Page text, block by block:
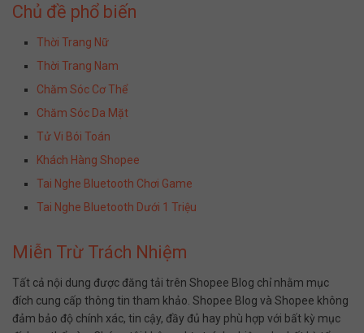
Chủ đề phổ biến
Thời Trang Nữ
Thời Trang Nam
Chăm Sóc Cơ Thể
Chăm Sóc Da Mặt
Tử Vi Bói Toán
Khách Hàng Shopee
Tai Nghe Bluetooth Chơi Game
Tai Nghe Bluetooth Dưới 1 Triệu
Miễn Trừ Trách Nhiệm
Tất cả nội dung được đăng tải trên Shopee Blog chỉ nhằm mục
đích cung cấp thông tin tham khảo. Shopee Blog và Shopee không
đảm bảo độ chính xác, tin cậy, đầy đủ hay phù hợp với bất kỳ mục